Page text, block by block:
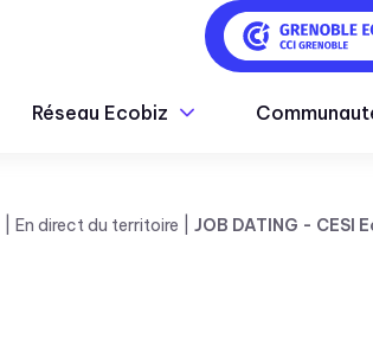
Réseau Ecobiz
En direct du territoire JOB DATING - CESI